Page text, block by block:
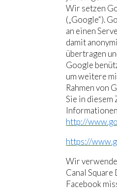
Wir setzen
(„Google“).
an einen
damit
übertragen
Google
um weitere
Rahmen von
Sie in diesem
http://
https://
Wir
Canal
Facebook